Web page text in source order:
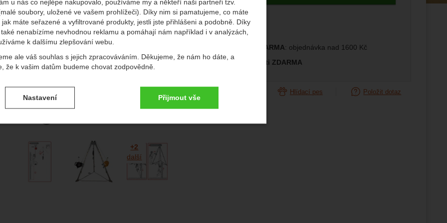
u nás co nejlépe nakupovalo, používáme my a někteří naši partneři tzv.
soubory, uložené ve vašem prohlížeči). Díky nim si pamatujeme, co máte
máte seřazené a vyfiltrované produkty, jestli jste přihlášeni a podobně. Díky
nenabízíme nevhodnou reklamu a pomáhají nám například i v analýzách,
k dalšímu zlepšování webu.
ale váš souhlas s jejich zpracováváním. Děkujeme, že nám ho dáte, a
že k vašim datům budeme chovat zodpovědně.
souhlasů s kategoriemi cookies
- bez těchto cookies náš web nebude fungovat.
cookies umožňují váš průchod nákupním košíkem, porovnávání produktů a
funkce.
a rozšířené funkce
a rozšířené funkce -
abyste nemuseli vše nastavovat znovu a abyste se s
spojit např. pomocí chatu
Nastavení Přijmout vše
následující
+2
další
Doprava ČR ZDARMA: objednávka nad 1600 Kč
Výměna velikosti ZDARMA
Hlídací pes Položit dotaz